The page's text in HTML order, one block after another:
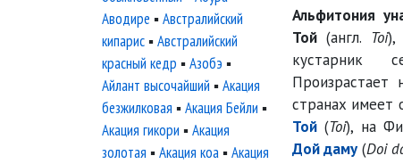
Альфитония
Той (англ. Toi),
кустарник
странах имеет
Той (Toi), на
Дой даму(Doi
Аводире ▪Австралийский
кипарис ▪Австралийский
красный кедр ▪Азобэ ▪
Айлант высочайший ▪Акация
безжилковая ▪Акация Бейли ▪
Акация гикори ▪Акация
золотая ▪Акация коа ▪Акация